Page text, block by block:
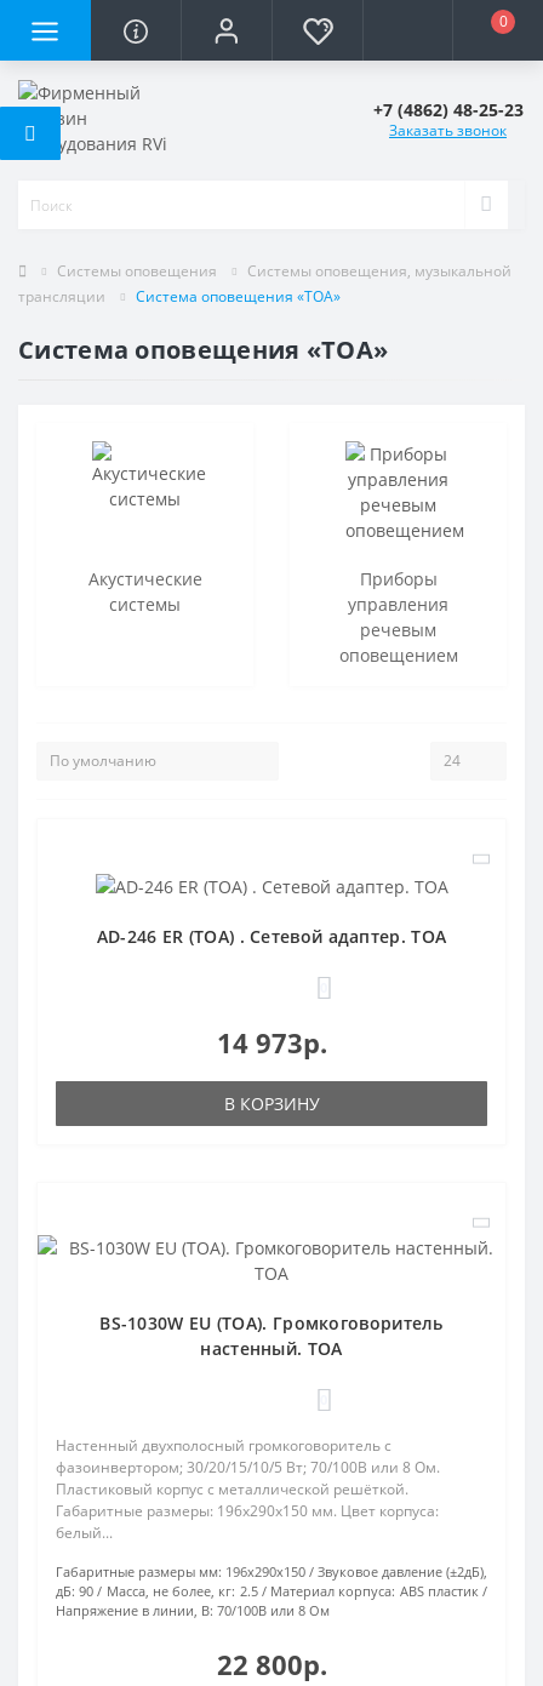
0
+7 (4862) 48-25-23
Заказать звонок
Системы оповещения
Системы оповещения, музыкальной
трансляции
Система оповещения «TOA»
Система оповещения «TOA»
Акустические
системы
Приборы
управления
речевым
оповещением
AD-246 ER (TOA) . Сетевой адаптер. TOA
14 973р.
В КОРЗИНУ
BS-1030W EU (TOA). Громкоговоритель
настенный. TOA
Настенный двухполосный громкоговоритель с
фазоинвертором; 30/20/15/10/5 Вт; 70/100В или 8 Ом.
Пластиковый корпус с металлической решёткой.
Габаритные размеры: 196х290х150 мм. Цвет корпуса:
белый...
Габаритные размеры мм: 196х290х150
Звуковое давление (±2дБ),
дБ: 90 Масса, не более, кг: 2.5 Материал корпуса: ABS пластик
Напряжение в линии, В: 70/100В или 8 Ом
22 800р.